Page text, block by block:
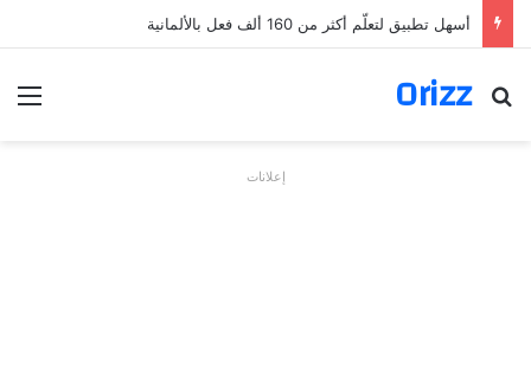
أسهل تطبيق لتعلّم أكثر من 160 ألف فعل بالألمانية
Orizz
بحث عن
إعلانات